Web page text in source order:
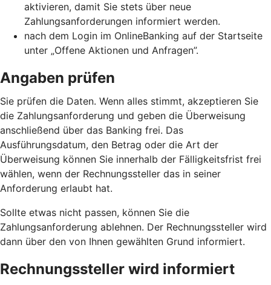
aktivieren, damit Sie stets über neue
Zahlungsanforderungen informiert werden.
nach dem Login im OnlineBanking auf der Startseite
unter „Offene Aktionen und Anfragen”.
Angaben prüfen
Sie prüfen die Daten. Wenn alles stimmt, akzeptieren Sie
die Zahlungsanforderung und geben die Überweisung
anschließend über das Banking frei. Das
Ausführungsdatum, den Betrag oder die Art der
Überweisung können Sie innerhalb der Fälligkeitsfrist frei
wählen, wenn der Rechnungssteller das in seiner
Anforderung erlaubt hat.
Sollte etwas nicht passen, können Sie die
Zahlungsanforderung ablehnen. Der Rechnungssteller wird
dann über den von Ihnen gewählten Grund informiert.
Rechnungssteller wird informiert